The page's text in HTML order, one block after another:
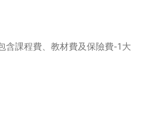
含課程費、教材費及保險費-1大